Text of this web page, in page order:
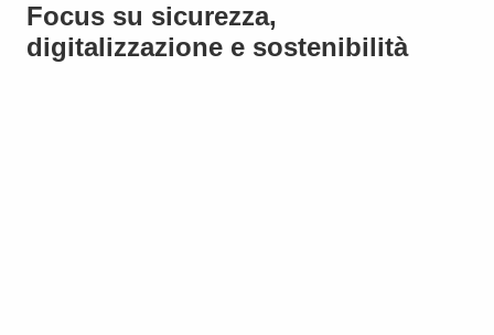
Focus su sicurezza,
digitalizzazione e sostenibilità